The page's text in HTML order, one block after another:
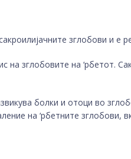
зглобови и е
на зглобовите на ‘рбетот.
болки и отоци во
на ‘рбетните зглобови,